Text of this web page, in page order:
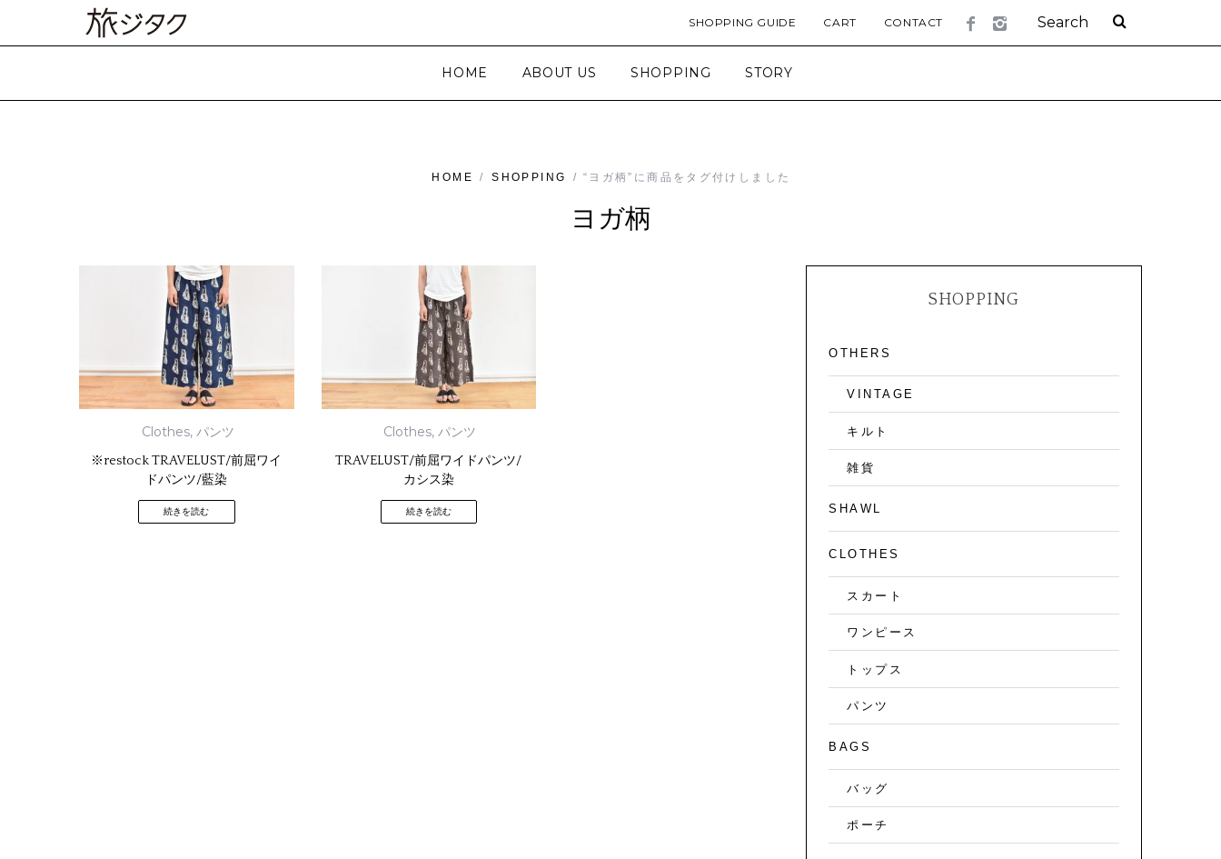
SHOPPING GUIDE CART CONTACT
HOME ABOUT US SHOPPING STORY
HOME / SHOPPING / “ヨガ柄”に商品をタグ付けしました
ヨガ柄
Clothes, パンツ
※restock TRAVELUST/前屈ワイ
ドパンツ/藍染
続きを読む
Clothes,パンツ
TRAVELUST/前屈ワイドパンツ/
カシス染
続きを読む
SHOPPING
OTHERS
VINTAGE
キルト
雑貨
SHAWL
CLOTHES
スカート
ワンピース
トップス
パンツ
BAGS
バッグ
ポーチ